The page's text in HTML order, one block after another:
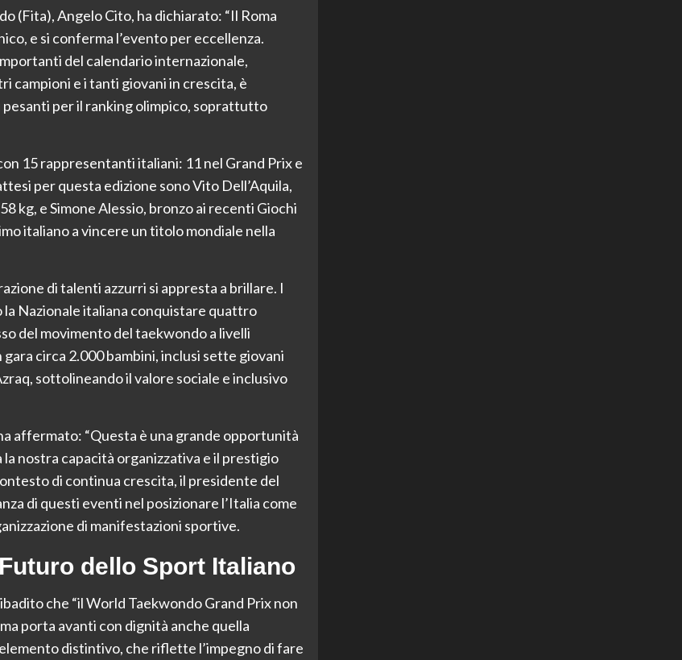
(Fita), Angelo Cito, ha dichiarato: “Il Roma
e si conferma l’evento per eccellenza.
del calendario internazionale,
campioni e i tanti giovani in crescita, è
per il ranking olimpico, soprattutto
15 rappresentanti italiani: 11 nel Grand Prix e
per questa edizione sono Vito Dell’Aquila,
kg, e Simone Alessio, bronzo ai recenti Giochi
italiano a vincere un titolo mondiale nella
di talenti azzurri si appresta a brillare. I
Nazionale italiana conquistare quattro
del movimento del taekwondo a livelli
circa 2.000 bambini, inclusi sette giovani
sottolineando il valore sociale e inclusivo
affermato: “Questa è una grande opportunità
nostra capacità organizzativa e il prestigio
di continua crescita, il presidente del
di questi eventi nel posizionare l’Italia come
di manifestazioni sportive.
dello Sport Italiano
che “il World Taekwondo Grand Prix non
porta avanti con dignità anche quella
distintivo, che riflette l’impegno di fare